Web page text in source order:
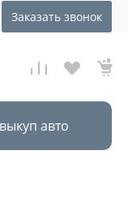
Заказать звонок
авто